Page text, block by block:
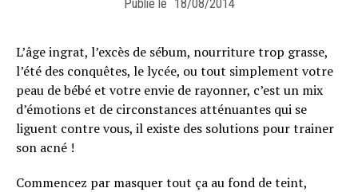
Publié le 18/08/2014
L’âge ingrat, l’excès de sébum, nourriture trop grasse,
l’été des conquêtes, le lycée, ou tout simplement votre
peau de bébé et votre envie de rayonner, c’est un mix
d’émotions et de circonstances atténuantes qui se
liguent contre vous, il existe des solutions pour trainer
son acné !
Commencez par masquer tout ça au fond de teint,